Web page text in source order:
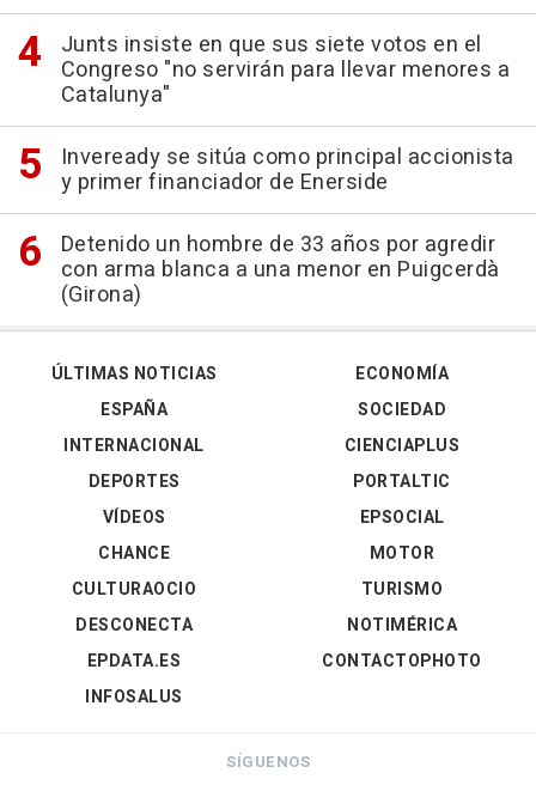
Junts insiste en que sus siete votos en el
Congreso "no servirán para llevar menores a
Catalunya"
Inveready se sitúa como principal accionista
y primer financiador de Enerside
Detenido un hombre de 33 años por agredir
con arma blanca a una menor en Puigcerdà
(Girona)
ÚLTIMAS NOTICIAS
ESPAÑA
INTERNACIONAL
DEPORTES
VÍDEOS
ECONOMÍA
SOCIEDAD
CIENCIAPLUS
PORTALTIC
EPSOCIAL
CHANCE
CULTURAOCIO
DESCONECTA
EPDATA.ES
INFOSALUS
MOTOR
TURISMO
NOTIMÉRICA
CONTACTOPHOTO
SÍGUENOS